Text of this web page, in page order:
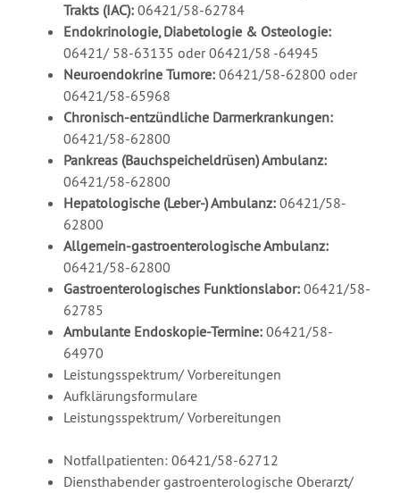
Trakts (IAC): 06421/58-62784
Endokrinologie, Diabetologie & Osteologie:
06421/ 58-63135 oder 06421/58 -64945
Neuroendokrine Tumore: 06421/58-62800 oder
06421/58-65968
Chronisch-entzündliche Darmerkrankungen:
06421/58-62800
Pankreas (Bauchspeicheldrüsen) Ambulanz:
06421/58-62800
Hepatologische (Leber-) Ambulanz: 06421/58-
62800
Allgemein-gastroenterologische Ambulanz:
06421/58-62800
Gastroenterologisches Funktionslabor: 06421/58-
62785
Ambulante Endoskopie-Termine: 06421/58-
64970
Leistungsspektrum/ Vorbereitungen
Aufklärungsformulare
Leistungsspektrum/ Vorbereitungen
Notfallpatienten: 06421/58-62712
Diensthabender gastroenterologische Oberarzt/